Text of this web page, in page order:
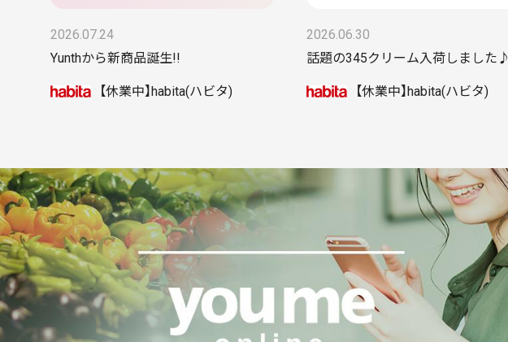
2026.07.24
Yunthから新商品誕生!!
【休業中】habita(ハビタ)
2026.06.30
話題の345クリーム入荷しました♪
【休業中】habita(ハビタ)